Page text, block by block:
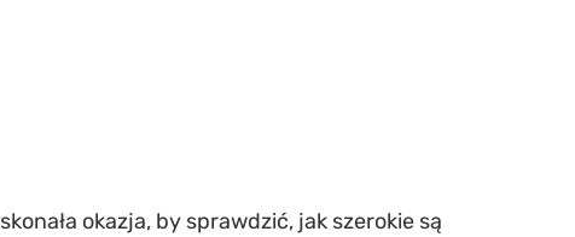
okazja, by sprawdzić, jak szerokie są